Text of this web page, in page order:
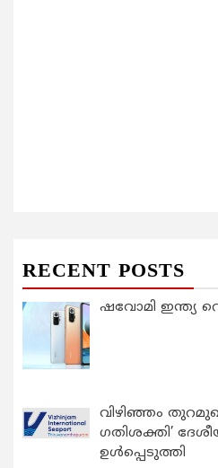
RECENT POSTS
ഷവോമി ഇന്ത്യ
വിഴിഞ്ഞം
ഗതിശക്തി’
ഉൾപ്പെടുത്തി